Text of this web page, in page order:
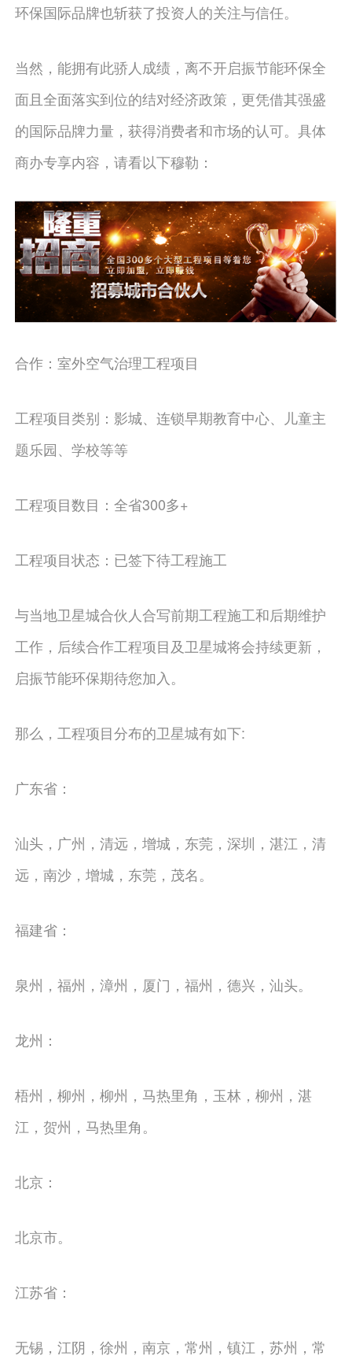
环保国际品牌也斩获了投资人的关注与信任。
当然，能拥有此骄人成绩，离不开启振节能环保全
面且全面落实到位的结对经济政策，更凭借其强盛
的国际品牌力量，获得消费者和市场的认可。具体
商办专享内容，请看以下穆勒：
合作：室外空气治理工程项目
工程项目类别：影城、连锁早期教育中心、儿童主
题乐园、学校等等
工程项目数目：全省300多+
工程项目状态：已签下待工程施工
与当地卫星城合伙人合写前期工程施工和后期维护
工作，后续合作工程项目及卫星城将会持续更新，
启振节能环保期待您加入。
那么，工程项目分布的卫星城有如下:
广东省：
汕头，广州，清远，增城，东莞，深圳，湛江，清
远，南沙，增城，东莞，茂名。
福建省：
泉州，福州，漳州，厦门，福州，德兴，汕头。
龙州：
梧州，柳州，柳州，马热里角，玉林，柳州，湛
江，贺州，马热里角。
北京：
北京市。
江苏省：
无锡，江阴，徐州，南京，常州，镇江，苏州，常